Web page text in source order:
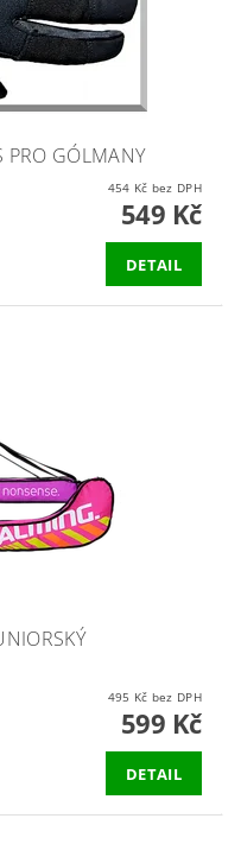
PRO GÓLMANY
454 Kč bez DPH
549 Kč
DETAIL
495 Kč bez DPH
599 Kč
DETAIL